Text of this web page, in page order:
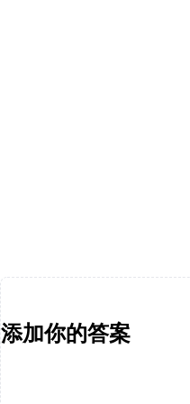
添加你的答案